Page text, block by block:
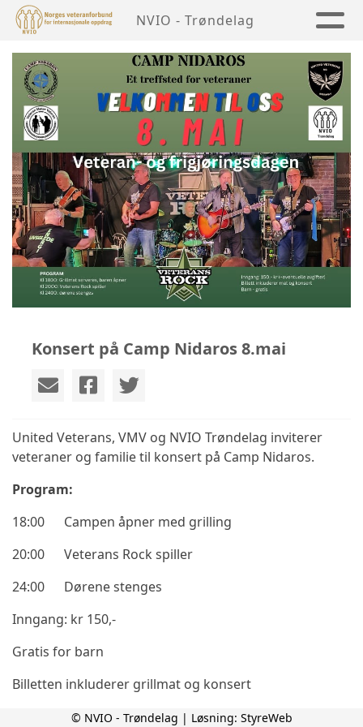
NVIO - Trøndelag
Konsert på Camp Nidaros 8.mai
United Veterans, VMV og NVIO Trøndelag inviterer
veteraner og familie til konsert på Camp Nidaros.
Program:
18:00
Campen åpner med grilling
20:00
Veterans Rock spiller
24:00
Dørene stenges
Inngang: kr 150,-
Gratis for barn
Billetten inkluderer grillmat og konsert
© NVIO - Trøndelag | Løsning: StyreWeb